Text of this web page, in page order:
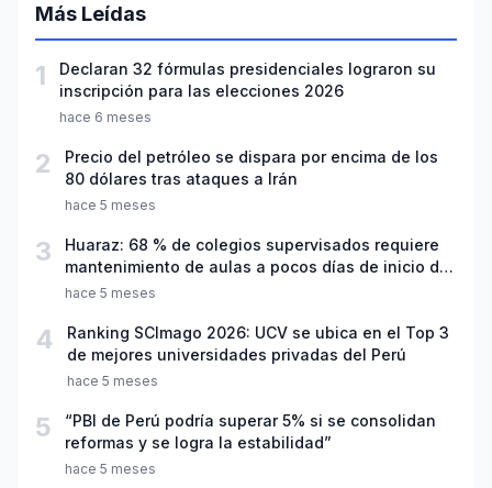
Más Leídas
1
Declaran 32 fórmulas presidenciales lograron su
inscripción para las elecciones 2026
hace 6 meses
2
Precio del petróleo se dispara por encima de los
80 dólares tras ataques a Irán
hace 5 meses
3
Huaraz: 68 % de colegios supervisados requiere
mantenimiento de aulas a pocos días de inicio del
año escolar 2026
hace 5 meses
4
Ranking SCImago 2026: UCV se ubica en el Top 3
de mejores universidades privadas del Perú
hace 5 meses
5
“PBI de Perú podría superar 5% si se consolidan
reformas y se logra la estabilidad”
hace 5 meses